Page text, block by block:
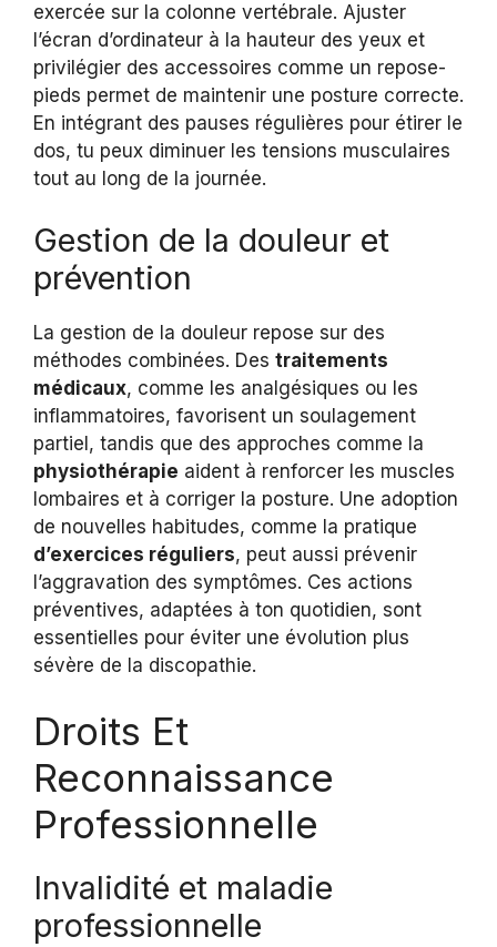
exercée sur la colonne vertébrale. Ajuster
l’écran d’ordinateur à la hauteur des yeux et
privilégier des accessoires comme un repose-
pieds permet de maintenir une posture correcte.
En intégrant des pauses régulières pour étirer le
dos, tu peux diminuer les tensions musculaires
tout au long de la journée.
Gestion de la douleur et
prévention
La gestion de la douleur repose sur des
méthodes combinées. Des traitements
médicaux, comme les analgésiques ou les
inflammatoires, favorisent un soulagement
partiel, tandis que des approches comme la
physiothérapie aident à renforcer les muscles
lombaires et à corriger la posture. Une adoption
de nouvelles habitudes, comme la pratique
d’exercices réguliers, peut aussi prévenir
l’aggravation des symptômes. Ces actions
préventives, adaptées à ton quotidien, sont
essentielles pour éviter une évolution plus
sévère de la discopathie.
Droits Et
Reconnaissance
Professionnelle
Invalidité et maladie
professionnelle